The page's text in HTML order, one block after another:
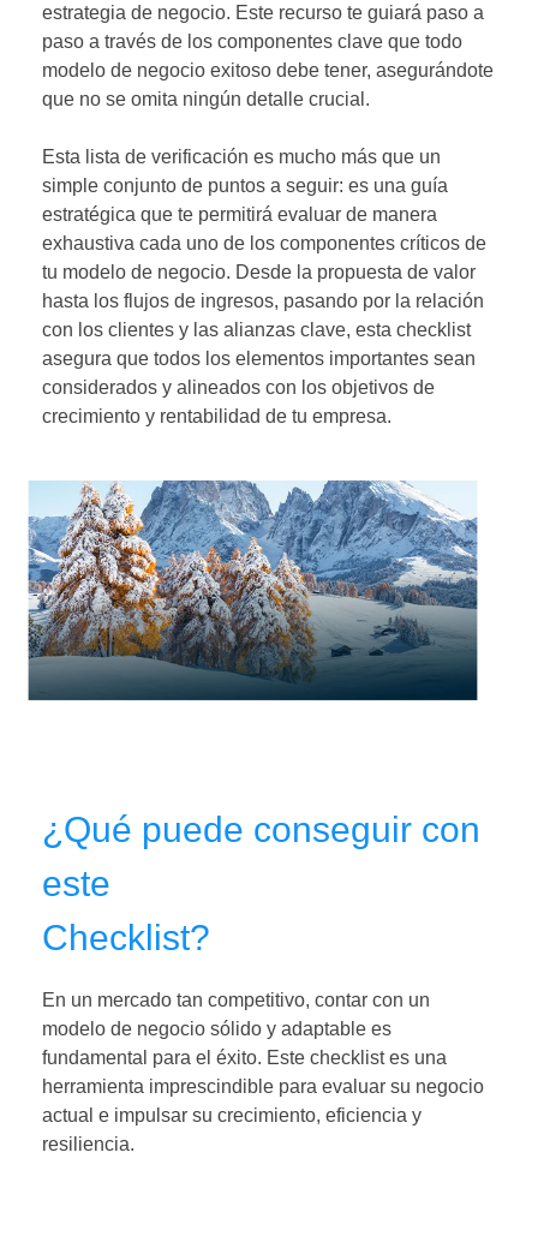
estrategia de negocio. Este recurso te guiará paso a
paso a través de los componentes clave que todo
modelo de negocio exitoso debe tener, asegurándote
que no se omita ningún detalle crucial.
Esta lista de verificación es mucho más que un
simple conjunto de puntos a seguir: es una guía
estratégica que te permitirá evaluar de manera
exhaustiva cada uno de los componentes críticos de
tu modelo de negocio. Desde la propuesta de valor
hasta los flujos de ingresos, pasando por la relación
con los clientes y las alianzas clave, esta checklist
asegura que todos los elementos importantes sean
considerados y alineados con los objetivos de
crecimiento y rentabilidad de tu empresa.
¿Qué puede conseguir con
este
Checklist?
En un mercado tan competitivo, contar con un
modelo de negocio sólido y adaptable es
fundamental para el éxito. Este checklist es una
herramienta imprescindible para evaluar su negocio
actual e impulsar su crecimiento, eficiencia y
resiliencia.